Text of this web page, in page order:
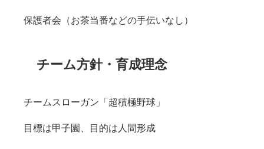
保護者会（お茶当番などの手伝いなし）
チーム方針・育成理念
チームスローガン「超積極野球」
目標は甲子園、目的は人間形成